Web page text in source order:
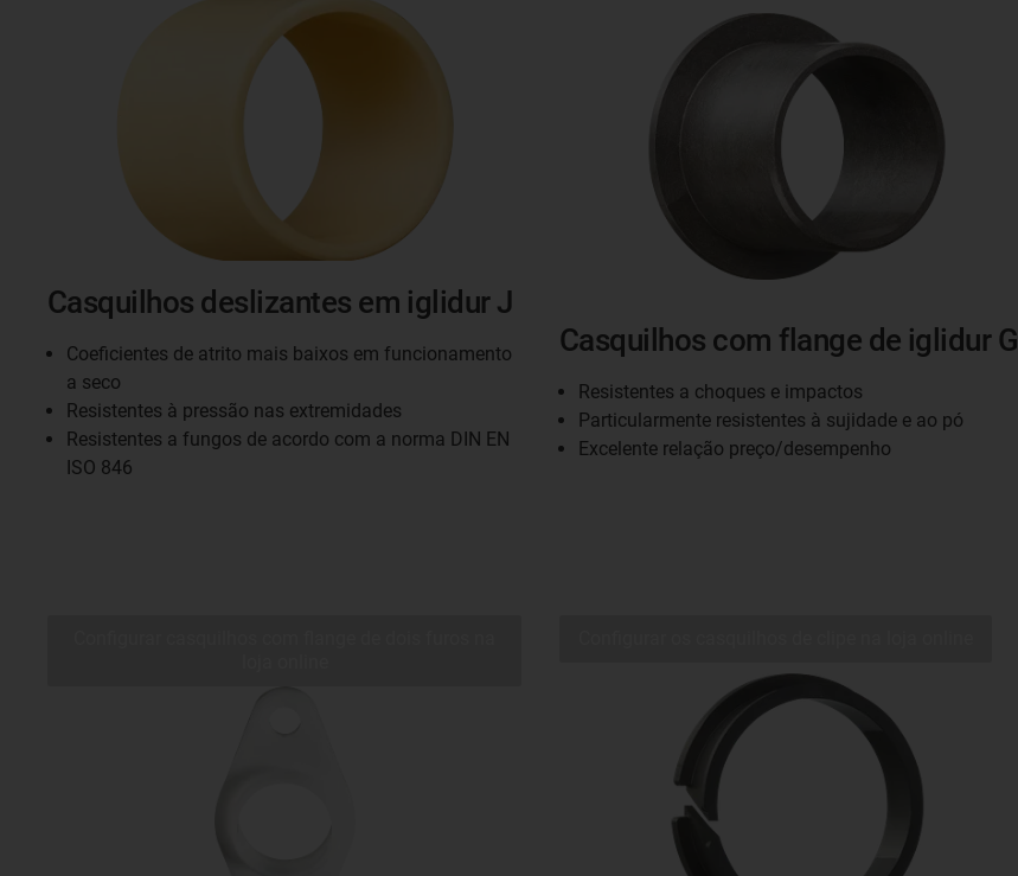
Casquilhos deslizantes em iglidur J
Coeficientes de atrito mais baixos em funcionamento
a seco
Resistentes à pressão nas extremidades
Resistentes a fungos de acordo com a norma DIN EN
ISO 846
Casquilhos com flange de iglidur G
Resistentes a choques e impactos
Particularmente resistentes à sujidade e ao pó
Excelente relação preço/desempenho